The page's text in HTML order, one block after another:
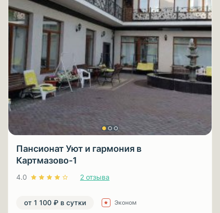
Пансионат Уют и гармония в
Картмазово-1
4.0 2 отзыва
от 1 100 ₽ в сутки Эконом